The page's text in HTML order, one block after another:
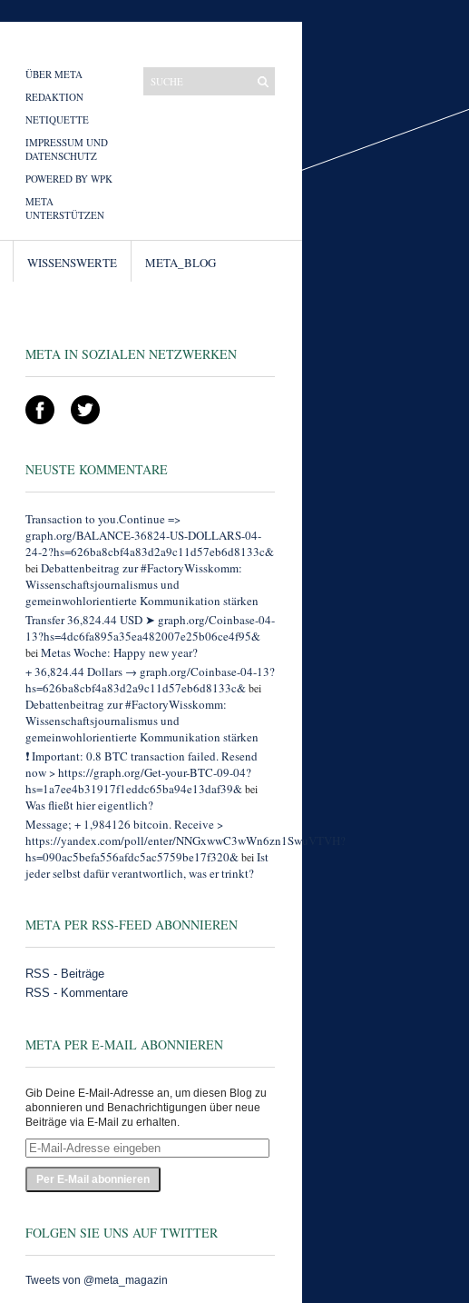
ÜBER META
REDAKTION
NETIQUETTE
IMPRESSUM UND
DATENSCHUTZ
POWERED BY WPK
META
UNTERSTÜTZEN
WISSENSWERTE META_BLOG
META IN SOZIALEN NETZWERKEN
NEUSTE KOMMENTARE
Transaction to you.Continue =>
graph.org/BALANCE-36824-US-DOLLARS-04-
24-2?hs=626ba8cbf4a83d2a9c11d57eb6d8133c&
beiDebattenbeitrag zur #FactoryWisskomm:
Wissenschaftsjournalismus und
gemeinwohlorientierte Kommunikation stärken
Transfer 36,824.44 USD ➤ graph.org/Coinbase-04-
13?hs=4dc6fa895a35ea482007e25b06ce4f95&
beiMetas Woche: Happy new year?
+ 36,824.44 Dollars → graph.org/Coinbase-04-13?
hs=626ba8cbf4a83d2a9c11d57eb6d8133c&bei
Debattenbeitrag zur #FactoryWisskomm:
Wissenschaftsjournalismus und
gemeinwohlorientierte Kommunikation stärken
❗ Important: 0.8 BTC transaction failed. Resend
now > https://graph.org/Get-your-BTC-09-04?
hs=1a7ee4b31917f1eddc65ba94e13daf39&bei
Was fließt hier eigentlich?
Message; + 1,984126 bitcoin. Receive >
https://yandex.com/poll/enter/NNGxwwC3wWn6zn1SwuVTVH?
hs=090ac5befa556afdc5ac5759be17f320&beiIst
jeder selbst dafür verantwortlich, was er trinkt?
META PER RSS-FEED ABONNIEREN
RSS - Beiträge
RSS - Kommentare
META PER E-MAIL ABONNIEREN
Gib Deine E-Mail-Adresse an, um diesen Blog zu
abonnieren und Benachrichtigungen über neue
Beiträge via E-Mail zu erhalten.
E-
Mail-
Adresse
eingeben
FOLGEN SIE UNS AUF TWITTER
Tweets von @meta_magazin